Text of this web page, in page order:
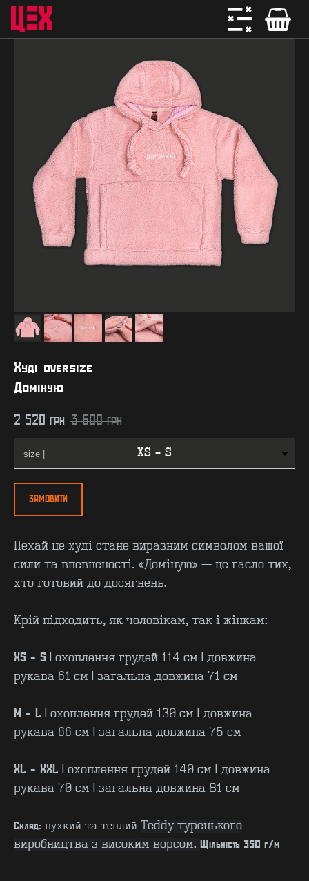
Худі oversize
Доміную
2 520 грн 3 600 грн
ЗАМОВИТИ
Нехай це худі стане виразним символом вашої
сили та впевненості. «Доміную» — це гасло тих,
хто готовий до досягнень.
Крій підходить, як чоловікам, так і жінкам:
XS - S | охоплення грудей 114 см | довжина
рукава 61 см | загальна довжина 71 см
M - L | охоплення грудей 130 см | довжина
рукава 66 см | загальна довжина 75 см
XL - XXL | охоплення грудей 140 см | довжина
рукава 70 см | загальна довжина 81 см
Склад: пухкий та теплий Teddy турецького
виробництва з високим ворсом. Щільність 350 г/м